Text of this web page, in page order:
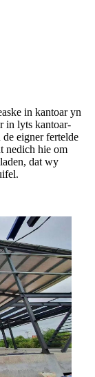
in kantoar yn
in lyts kantoar-
eigner fertelde
nedich hie om
dat wy